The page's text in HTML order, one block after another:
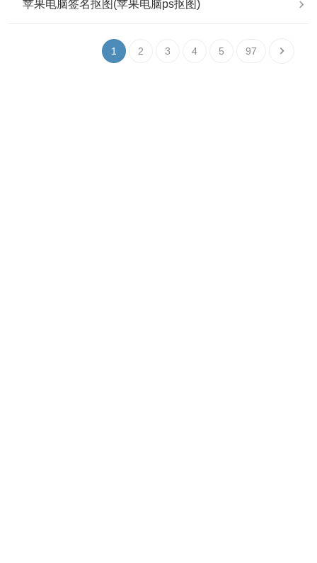
苹果电脑签名抠图(苹果电脑ps抠图)
1 2 3 4 5 97